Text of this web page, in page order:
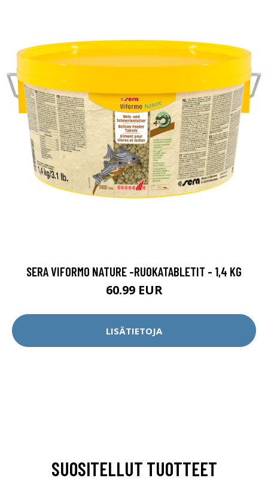
SERA VIFORMO NATURE -RUOKATABLETIT - 1,4 KG
60.99 EUR
LISÄTIETOJA
SUOSITELLUT TUOTTEET